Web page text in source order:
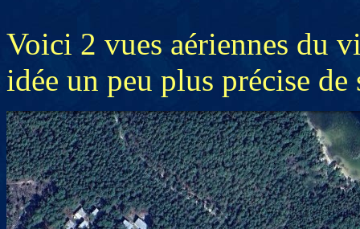
Voici 2 vues aériennes du
idée un peu plus précise